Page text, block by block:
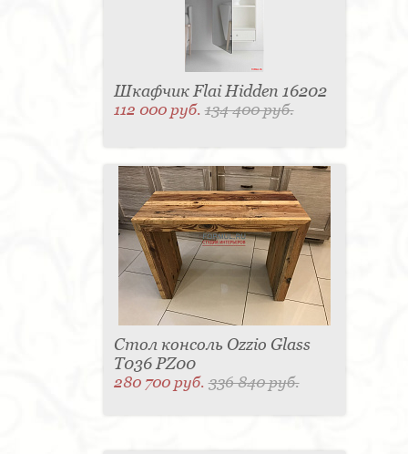
Шкафчик Flai Hidden 16202
112 000 руб.134 400 руб.
Стол консоль Ozzio Glass
T036 PZ00
280 700 руб.336 840 руб.